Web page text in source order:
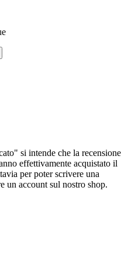
si intende che la recensione
effettivamente acquistato il
per poter scrivere una
un account sul nostro shop.